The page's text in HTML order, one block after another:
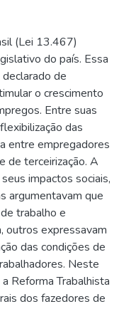
(Lei 13.467)
do país. Essa
de
o crescimento
Entre suas
das
entre empregadores
de terceirização. A
impactos sociais,
argumentavam que
trabalho e
outros expressavam
das condições de
Neste
Reforma Trabalhista
dos fazedores de